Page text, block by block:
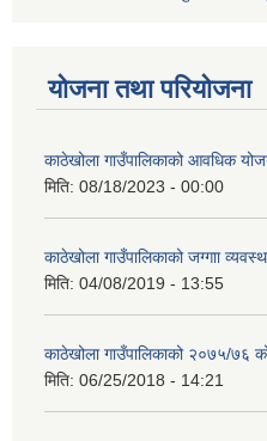
योजना तथा परियोजना
काठेखोला गाउँपालिकाको आवधिक
मिति: 08/18/2023 - 00:00
काठेखोला गाउँपालिकाको जग्गाा
मिति: 04/08/2019 - 13:55
काठेखोला गाउँपालिकाको २०७५/७६
मिति: 06/25/2018 - 14:21